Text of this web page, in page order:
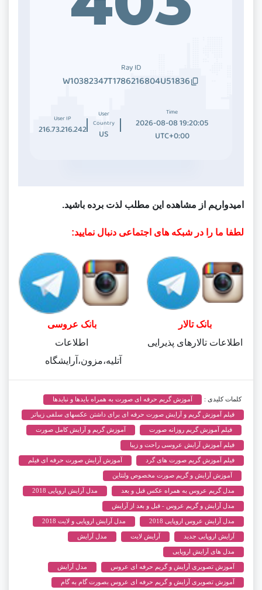
امیدواریم از مشاهده این مطلب لذت برده باشید.
لطفا ما را در شبکه های اجتماعی دنبال نمایید:
بانک تالار
اطلاعات تالارهای پذیرایی
بانک عروسی
اطلاعات
آتلیه،مزون،آرایشگاه
کلمات کلیدی : آموزش گریم حرفه ای صورت به همراه بایدها و نبایدها
فیلم آموزش گریم و آرایش صورت حرفه ای برای داشتن عکسهای سلفی زیباتر
فیلم آموزش گریم روزانه صورت آموزش گریم و آرایش کامل صورت
فیلم آموزش آرایش عروسی راحت و زیبا
فیلم آموزش گریم صورت های گرد آموزش آرایش صورت حرفه ای فیلم
آموزش آرایش و گریم صورت مخصوص ولنتاین
مدل گریم عروس به همراه عکس قبل و بعد مدل آرایش اروپایی 2018
مدل آرایش و گریم عروس - قبل و بعد از آرایش
مدل آرایش عروس اروپایی 2018 مدل آرایش اروپایی و لایت 2018
آرایش اروپایی جدید آرایش لایت مدل آرایش
مدل های آرایش اروپایی
آموزش تصویری آرایش و گریم حرفه ای عروس مدل آرایش
آموزش تصویری آرایش و گریم حرفه ای عروس بصورت گام به گام